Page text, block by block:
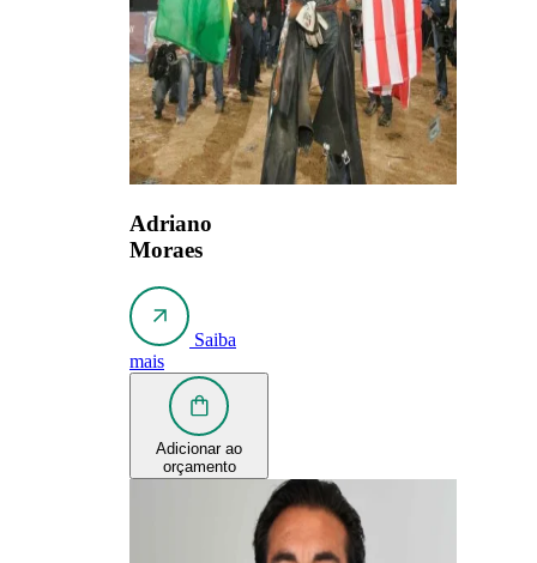
Adriano
Moraes
Saiba
mais
Adicionar ao
orçamento